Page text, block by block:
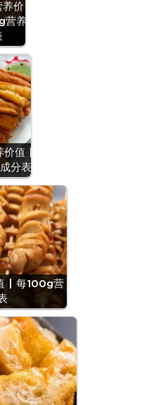
养价
营养
价值 |
分表
| 每100g营